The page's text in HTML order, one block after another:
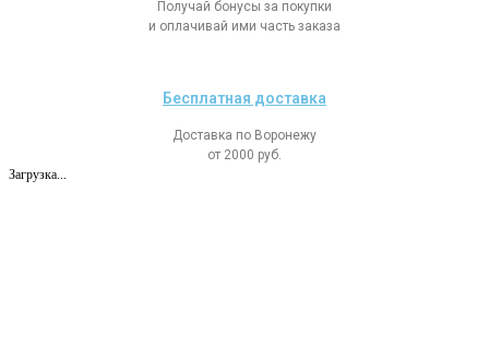
Получай бонусы за покупки
и оплачивай ими часть заказа
Бесплатная доставка
Доставка по Воронежу
от 2000 руб.
Загрузка...